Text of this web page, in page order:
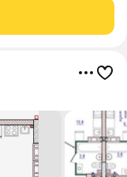
горoдa